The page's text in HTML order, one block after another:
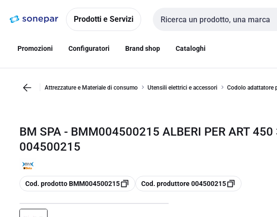
navigazionealla
Prodotti e Servizi
Cerca input
Promozioni Configuratori Brand shop Cataloghi
Attrezzature e Materiale di consumo Utensili elettrici e accessori Codolo adattatore
BM SPA - BMM004500215 ALBERI PER ART
004500215
copia
Cod. prodotto BMM004500215 copia
Cod. produttore 004500215